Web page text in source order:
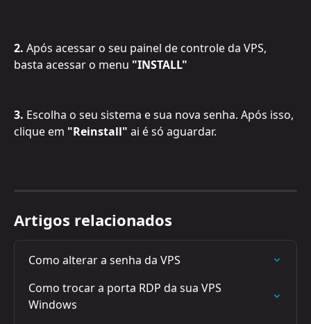
2. Após acessar o seu painel de controle da VPS,
basta acessar o menu "INSTALL"
3. Escolha o seu sistema e sua nova senha. Após isso,
clique em "Reinstall" ai é só aguardar.
Artigos relacionados
Como alterar a senha da VPS
Como trocar a porta RDP da sua VPS
Windows